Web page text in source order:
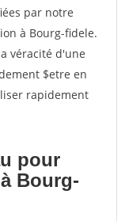
par notre
à Bourg-fidele.
véracité d'une
$etre en
rapidement
pour
Bourg-